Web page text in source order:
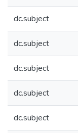
dc.subject
dc.subject
dc.subject
dc.subject
dc.subject